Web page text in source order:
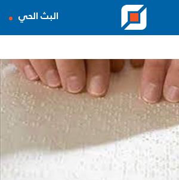
البث الحي